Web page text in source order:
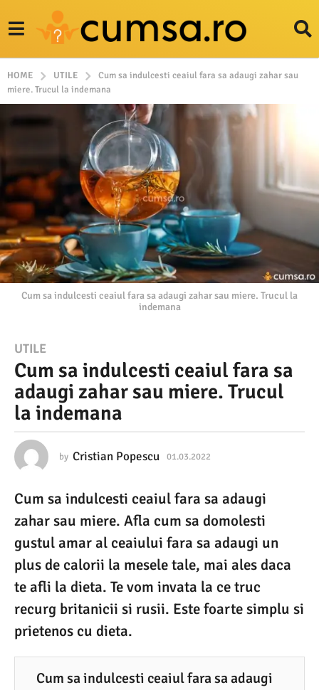
HOME UTILE
Cum sa indulcesti ceaiul fara sa adaugi zahar sau
miere. Trucul la indemana
Cum sa indulcesti ceaiul fara sa adaugi zahar sau miere. Trucul la
indemana
0
1
.
0
.
0
2
2
0
1
.
0
3
UTILE
Cum sa indulcesti ceaiul fara sa
adaugi zahar sau miere. Trucul
la indemana
by Cristian Popescu 01.03.2022
0
.
0
2
Cum sa indulcesti ceaiul fara sa adaugi
zahar sau miere. Afla cum sa domolesti
gustul amar al ceaiului fara sa adaugi un
plus de calorii la mesele tale, mai ales daca
te afli la dieta. Te vom invata la ce truc
recurg britanicii si rusii. Este foarte simplu si
prietenos cu dieta.
Cum sa indulcesti ceaiul fara sa adaugi